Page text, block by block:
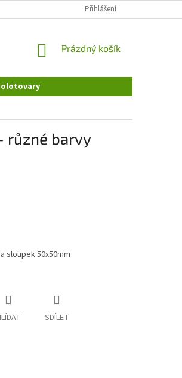
REKLAMAČNÍ ŘÁD
Přihlášení
NÁKUPNÍ
Prázdný košík
různé barvy
sloupek 50x50mm
SDÍLET